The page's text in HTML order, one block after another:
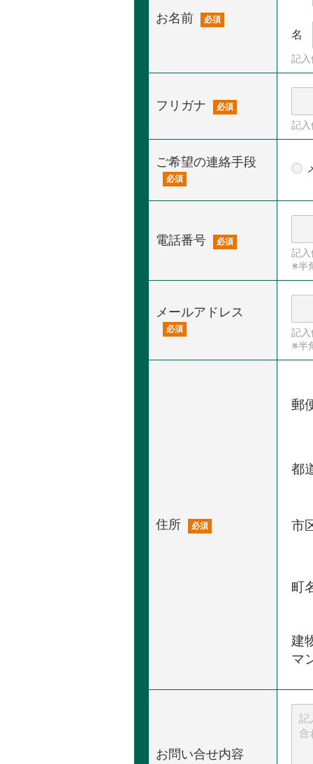
お名前 必須
名
記
フリガナ 必須
記
ご希望の連絡手段
必須
電話番号 必須
記
※半
メールアドレス
必須
記
※半
住所 必須
郵
都
市
町
建
マ
お問い合せ内容